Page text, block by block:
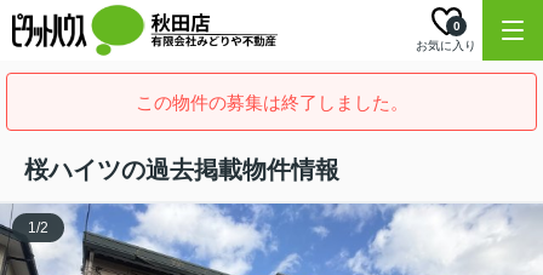
お気に入り
0
この物件の募集は終了しました。
桜ハイツの過去掲載物件情報
1/2